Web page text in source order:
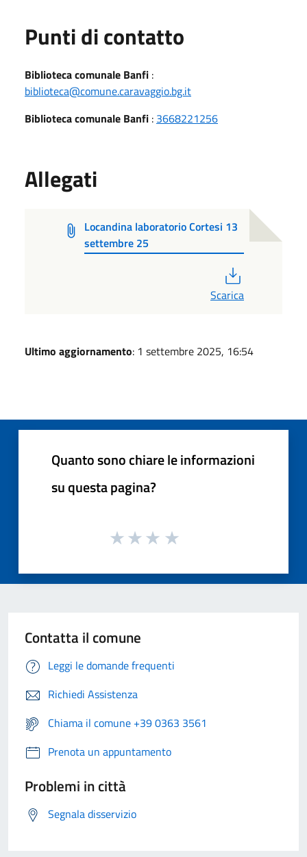
Punti di contatto
Biblioteca comunale Banfi :
biblioteca@comune.caravaggio.bg.it
Biblioteca comunale Banfi : 3668221256
Allegati
Locandina laboratorio Cortesi 13
settembre 25
Scarica
Ultimo aggiornamento: 1 settembre 2025, 16:54
Quanto sono chiare le informazioni
su questa pagina?
Contatta il comune
Leggi le domande frequenti
Richiedi Assistenza
Chiama il comune +39 0363 3561
Prenota un appuntamento
Problemi in città
Segnala disservizio